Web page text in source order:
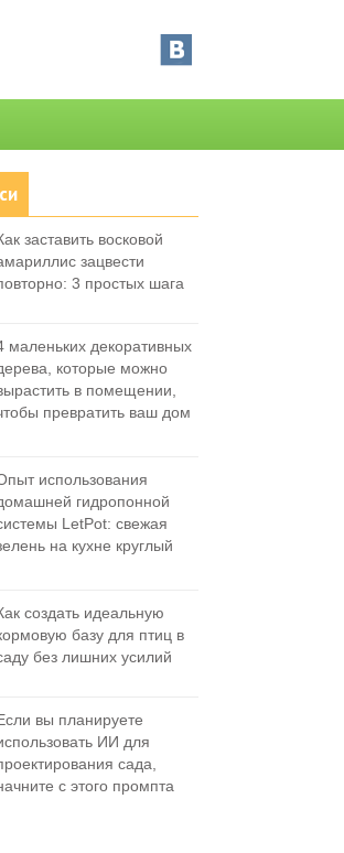
заставить восковой
зацвести
3 простых шага
маленьких декоративных
которые можно
в помещении,
превратить ваш дом
использования
гидропонной
LetPot: свежая
на кухне круглый
создать идеальную
базу для птиц в
без лишних усилий
вы планируете
ИИ для
сада,
с этого промпта